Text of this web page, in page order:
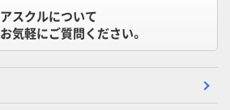
アスクルについて
お気軽にご質問ください。